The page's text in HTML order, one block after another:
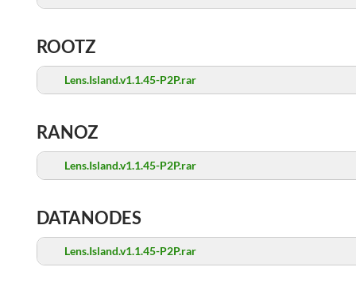
ROOTZ
Lens.Island.v1.1.45-P2P.rar
RANOZ
Lens.Island.v1.1.45-P2P.rar
DATANODES
Lens.Island.v1.1.45-P2P.rar